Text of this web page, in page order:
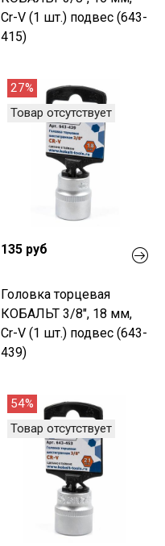
Cr-V (1 шт.) подвес (643-
415)
27%
Товар отсутствует
135 руб
Головка торцевая
КОБАЛЬТ 3/8", 18 мм,
Cr-V (1 шт.) подвес (643-
439)
54%
Товар отсутствует